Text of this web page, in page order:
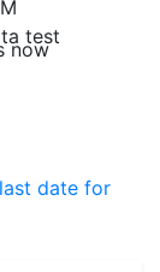
now
test
last date for